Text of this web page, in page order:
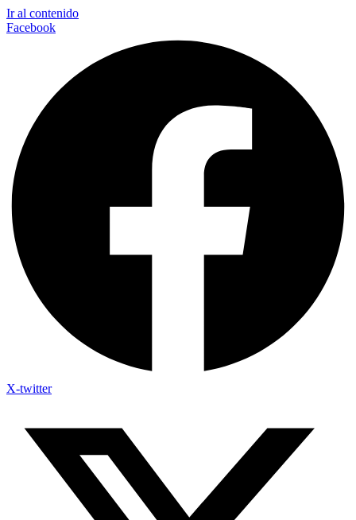
Ir al contenido
Facebook
X-twitter